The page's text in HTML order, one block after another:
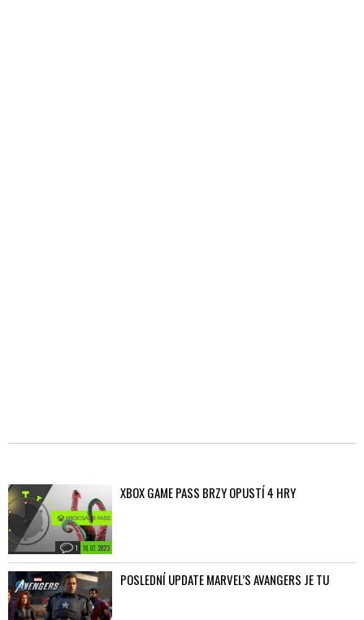
18. 07. 2023
1
XBOX GAME PASS BRZY OPUSTÍ 4 HRY
POSLEDNÍ UPDATE MARVEL’S AVANGERS JE TU